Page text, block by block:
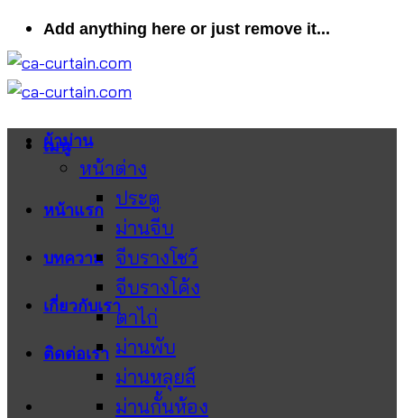
ข้าม
ไป
ยัง
เนื้อหา
Add anything here or just remove it...
เมนู
หน้าแรก
บทความ
เกี่ยวกับเรา
ติดต่อเรา
ผ้าม่าน
หน้าต่าง
ประตู
ม่านจีบ
จีบรางโชว์
จีบรางโค้ง
ตาไก่
ม่านพับ
ม่านหลุยส์
ม่านกั้นห้อง